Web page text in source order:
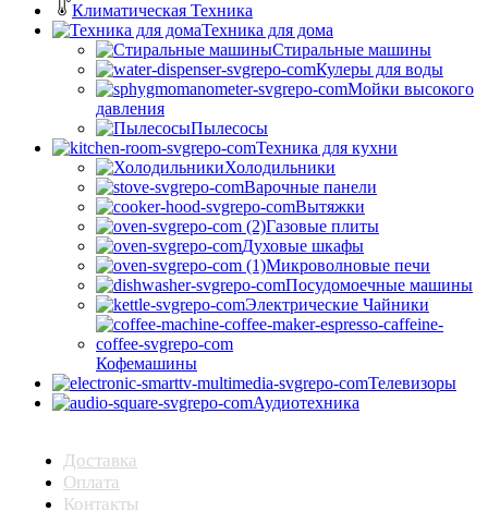
Климатическая Техника
Техника для дома
Стиральные машины
Кулеры для воды
Мойки высокого
давления
Пылесосы
Техника для кухни
Холодильники
Варочные панели
Вытяжки
Газовые плиты
Духовые шкафы
Микроволновые печи
Посудомоечные машины
Электрические Чайники
Кофемашины
Телевизоры
Аудиотехника
Доставка
Оплата
Контакты